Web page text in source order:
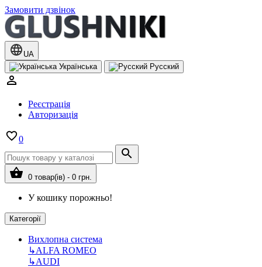
Замовити дзвінок
UA
Українська
Русский
Реєстрація
Авторизація
0
0 товар(ів) - 0 грн.
У кошику порожньо!
Категорії
Вихлопна система
↳ALFA ROMEO
↳AUDI